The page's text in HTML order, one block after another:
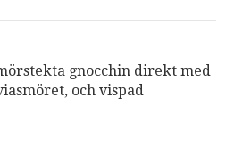
gnocchin direkt med
och vispad